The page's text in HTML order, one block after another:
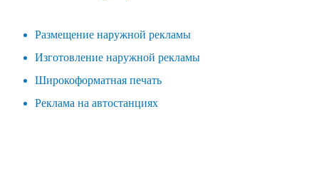
Размещение наружной рекламы
Изготовление наружной рекламы
Широкоформатная печать
Реклама на автостанциях